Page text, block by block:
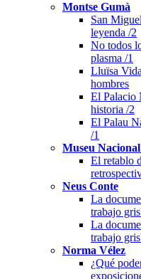
Montse Gumà
San
leyenda /2
No todos
plasma /1
Lluïsa
hombres
El Palacio
historia /2
El Palau
/1
Museu
El retablo
Neus Conte
La
trabajo
La
trabajo
Norma Vélez
¿Qué